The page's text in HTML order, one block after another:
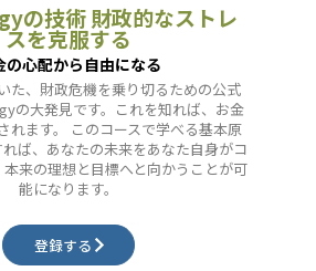
の技術 財政的なストレ
スを克服する
の心配から自由になる
た、財政危機を乗り切るための公式
の大発見です。これを知れば、お金
れます。 このコースで学べる基本原
ば、あなたの未来をあなた自身がコ
本来の理想と目標へと向かうことが可
能になります。
登録する